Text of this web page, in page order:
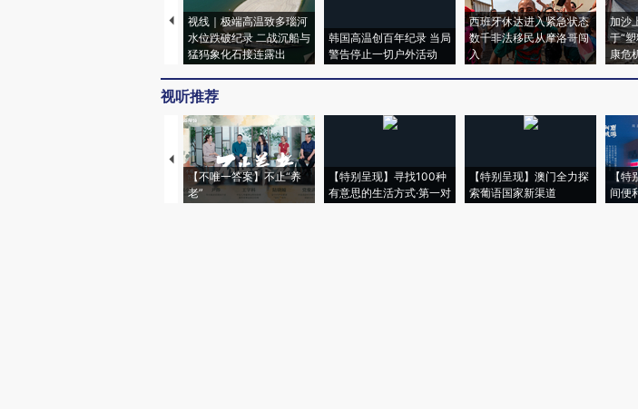
视线｜极端高温致多瑙河
水位跌破纪录 二战沉船与
猛犸象化石接连露出
韩国高温创百年纪录 当局
警告停止一切户外活动
西班牙休达进入紧急状态
数千非法移民从摩洛哥闯
入
加沙
于“
康危
视听推荐
【不唯一答案】不止“养
老”
【特别呈现】寻找100种
有意思的生活方式·第一对
【特别呈现】澳门全力探
索葡语国家新渠道
【
间便